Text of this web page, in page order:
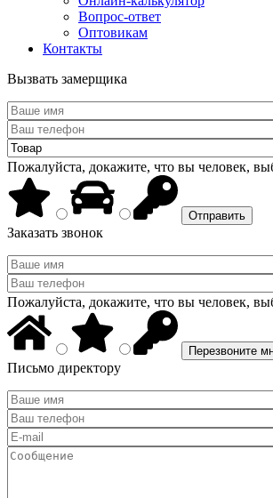
Вопрос-ответ
Оптовикам
Контакты
Вызвать замерщика
Пожалуйста, докажите, что вы человек,
Заказать звонок
Пожалуйста, докажите, что вы человек,
Письмо директору